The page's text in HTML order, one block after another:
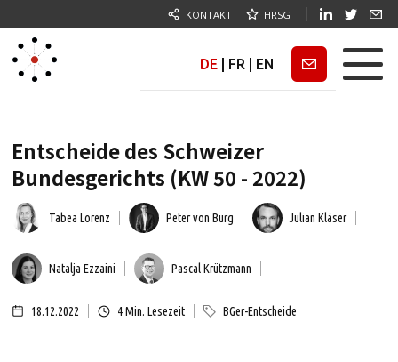
KONTAKT HRSG
DE FR EN Newsletter
Entscheide des Schweizer
Bundesgerichts (KW 50 - 2022)
Tabea Lorenz Peter von Burg Julian Kläser
Natalja Ezzaini Pascal Krützmann
18.12.2022 4Min. Lesezeit BGer-Entscheide